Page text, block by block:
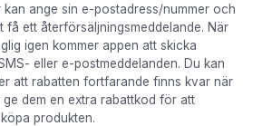
kan ange sin e-postadress/nummer och
få ett återförsäljningsmeddelande. När
igen kommer appen att skicka
eller e-postmeddelanden. Du kan
att rabatten fortfarande finns kvar när
dem en extra rabattkod för att
produkten.